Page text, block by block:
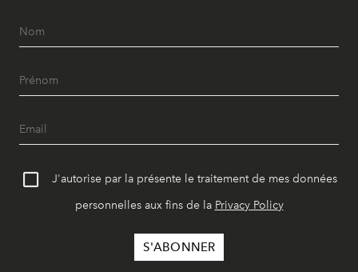
J'autorise par la présente le traitement de mes données
personnelles aux fins de la Privacy Policy